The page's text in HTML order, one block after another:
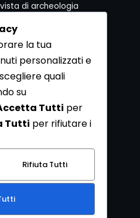
di archeologia
potete utilizzare i
c/o Mediares S.c.
Torino
la tua
personalizzati e
quali
su
Tutti per
Tutti per rifiutare i
Rifiuta Tutti